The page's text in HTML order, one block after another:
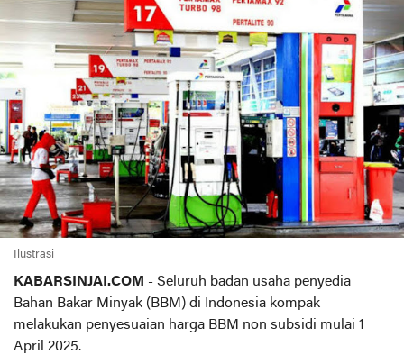
Ilustrasi
KABARSINJAI.COM - Seluruh badan usaha penyedia
Bahan Bakar Minyak (BBM) di Indonesia kompak
melakukan penyesuaian harga BBM non subsidi mulai 1
April 2025.